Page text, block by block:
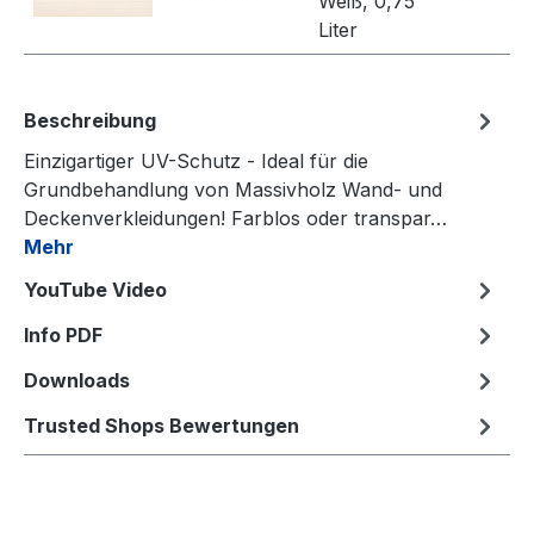
Liter
Beschreibung
Einzigartiger UV-Schutz - Ideal für die
Grundbehandlung von Massivholz Wand- und
Deckenverkleidungen! Farblos oder transpar…
Mehr
YouTube Video
Info PDF
Downloads
Trusted Shops Bewertungen